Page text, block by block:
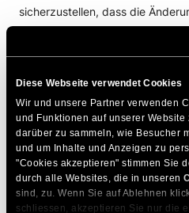
Diese Webseite verwendet Cookies
Wir und unsere Partner verwenden
und Funktionen auf unserer Website
darüber zu sammeln, wie Besucher
und um Inhalte und Anzeigen zu
"Cookies akzeptieren" stimmen Sie
durch alle Websites, die in unseren
sind, zu. Wenn Sie auf Ablehnen
schliessen, akzeptieren Sie nur die
sicherzustellen, dass die
Command + Shift +
Control+ Shift + Entf
um dasFenster
öffnen.
Wenn Sie mit einem Smartphone